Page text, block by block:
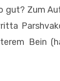
gut? Zum
Bein